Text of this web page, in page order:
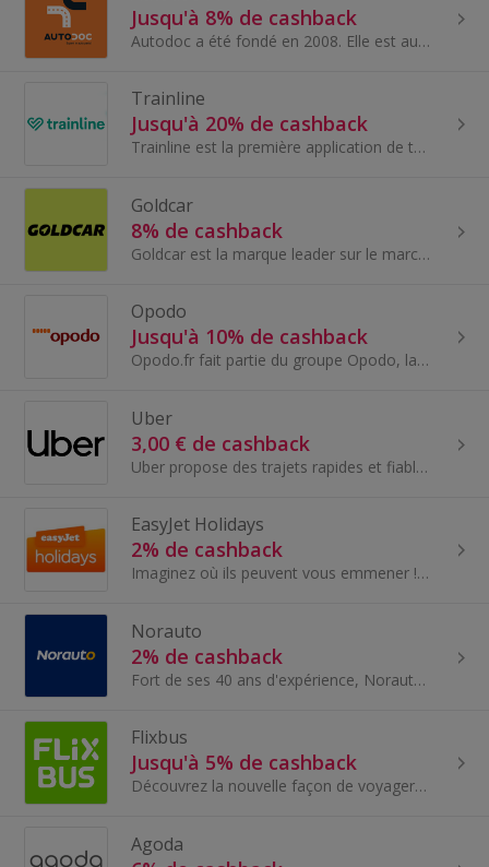
Jusqu'à 8% de cashback
Autodoc a été fondé en 2008. Elle est aujourd'hui l'un des principaux marchands sur le marché des pièces détachées automobiles. La société Autodoc...
Trainline
Jusqu'à 20% de cashback
Trainline est la première application de train et d'autocar en Europe.
Goldcar
8% de cashback
Goldcar est la marque leader sur le marché de la location de voitures à bas prix pour les vacances en Europe, forte de 35 ans d'expérience. Elle gè...
Opodo
Jusqu'à 10% de cashback
Opodo.fr fait partie du groupe Opodo, la première entreprise de voyages en ligne véritablement paneuropéenne. Opodo UK offre aux voyageurs un accès...
Uber
3,00 € de cashback
Uber propose des trajets rapides et fiables en quelques minutes, de jour comme de nuit. Que vous alliez à l'aéroport ou à l'autre bout de la ville...
EasyJet Holidays
2% de cashback
Imaginez où ils peuvent vous emmener ! La prochaine étape de votre voyage commence aujourd’hui. Jetez un coup d’œil à leurs destinations phares et...
Norauto
2% de cashback
Fort de ses 40 ans d'expérience, Norauto est devenu le spécialiste de l'entretien et de l'équipement auto, avec pour objectif de construire une con...
Flixbus
Jusqu'à 5% de cashback
Découvrez la nouvelle façon de voyager avec FlixBus ! FlixBus propose des voyages au meilleur prix sans compromettre le confort. Après avoir pertur...
Agoda